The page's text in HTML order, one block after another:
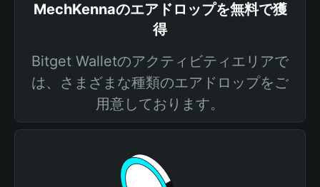
MechKennaのエアドロップを無料で獲
得
Bitget Walletのアクティビティエリアで
は、さまざまな種類のエアドロップをご
用意しております。